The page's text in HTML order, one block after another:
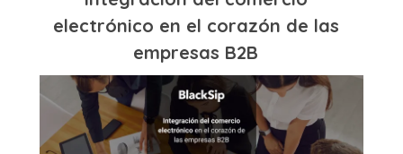
electrónico en el corazón de las
empresas B2B